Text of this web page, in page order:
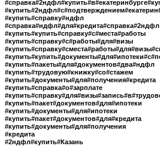
#купить#справку#ндфл
#справка#ндфл#для#кредита#справка#2ндфл
#купить#купить#справку#с#места#работы
#купить#справку#с#работы#для#визы
#купить#пакеты#для#документов#два#ндфл
#купить#трудовую#книжку#со#стажем
#купить#документы#для#получения#кредита
#купить#справка#о#зарплате
#купить#пакет#документов#для#ипотеки
#купить#документы#для#ипотеки
#купить#пакет#документов#для#кредита
#купить#документы#для#получения
#кредита
#2ндфл#купить#Казань